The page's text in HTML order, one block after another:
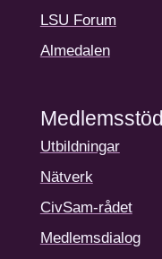
LSU Forum
Almedalen
Medlemsstöd
Utbildningar
Nätverk
CivSam-rådet
Medlemsdialog